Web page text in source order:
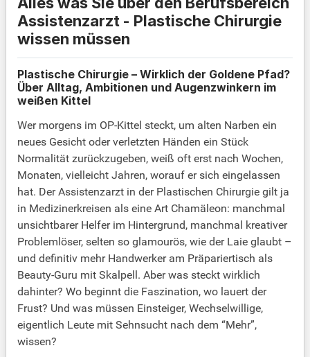
Assistenzarzt - Plastische Chirurgie
wissen müssen
Plastische Chirurgie – Wirklich der Goldene Pfad?
Über Alltag, Ambitionen und Augenzwinkern im
weißen Kittel
Wer morgens im OP-Kittel steckt, um alten Narben ein
neues Gesicht oder verletzten Händen ein Stück
Normalität zurückzugeben, weiß oft erst nach Wochen,
Monaten, vielleicht Jahren, worauf er sich eingelassen
hat. Der Assistenzarzt in der Plastischen Chirurgie gilt ja
in Medizinerkreisen als eine Art Chamäleon: manchmal
unsichtbarer Helfer im Hintergrund, manchmal kreativer
Problemlöser, selten so glamourös, wie der Laie glaubt –
und definitiv mehr Handwerker am Präpariertisch als
Beauty-Guru mit Skalpell. Aber was steckt wirklich
dahinter? Wo beginnt die Faszination, wo lauert der
Frust? Und was müssen Einsteiger, Wechselwillige,
eigentlich Leute mit Sehnsucht nach dem “Mehr”,
wissen?